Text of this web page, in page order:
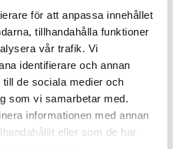
för att anpassa innehållet
tillhandahålla funktioner
vår trafik. Vi
identifierare och annan
de sociala medier och
som vi samarbetar med.
informationen med annan
eller som de har